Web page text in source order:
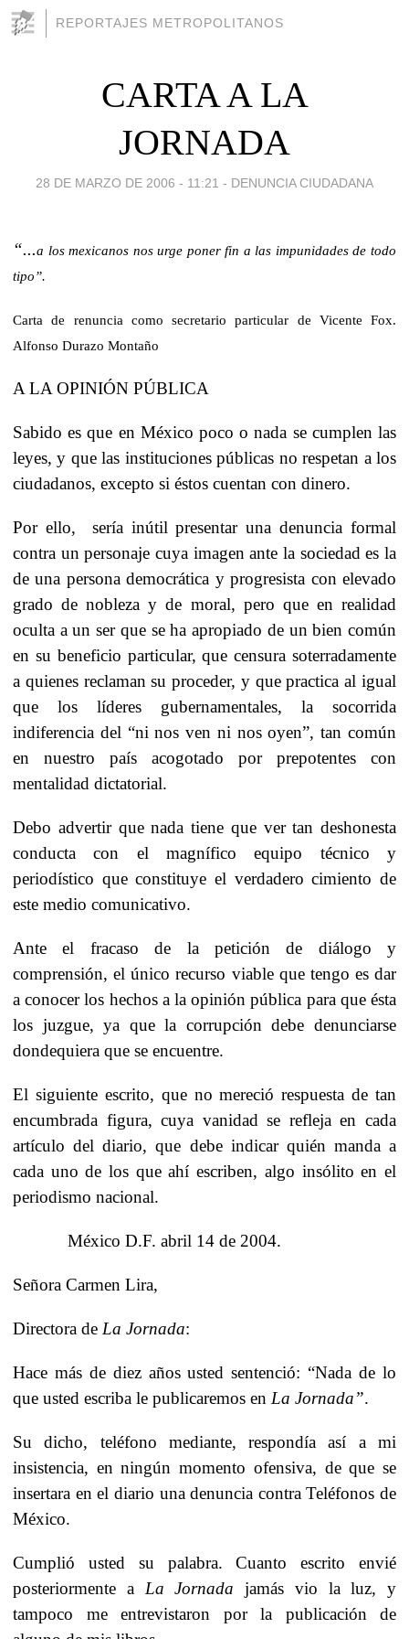
REPORTAJES METROPOLITANOS
CARTA A LA
JORNADA
28 DE MARZO DE 2006 - 11:21 - DENUNCIA CIUDADANA
“...a los mexicanos nos urge poner fin a las impunidades de todo
tipo”.
Carta de renuncia como secretario particular de Vicente Fox.
Alfonso Durazo Montaño
A LA OPINIÓN PÚBLICA
Sabido es que en México poco o nada se cumplen las
leyes, y que las instituciones públicas no respetan a los
ciudadanos, excepto si éstos cuentan con dinero.
Por ello, sería inútil presentar una denuncia formal
contra un personaje cuya imagen ante la sociedad es la
de una persona democrática y progresista con elevado
grado de nobleza y de moral, pero que en realidad
oculta a un ser que se ha apropiado de un bien común
en su beneficio particular, que censura soterradamente
a quienes reclaman su proceder, y que practica al igual
que los líderes gubernamentales, la socorrida
indiferencia del “ni nos ven ni nos oyen”, tan común
en nuestro país acogotado por prepotentes con
mentalidad dictatorial.
Debo advertir que nada tiene que ver tan deshonesta
conducta con el magnífico equipo técnico y
periodístico que constituye el verdadero cimiento de
este medio comunicativo.
Ante el fracaso de la petición de diálogo y
comprensión, el único recurso viable que tengo es dar
a conocer los hechos a la opinión pública para que ésta
los juzgue, ya que la corrupción debe denunciarse
dondequiera que se encuentre.
El siguiente escrito, que no mereció respuesta de tan
encumbrada figura, cuya vanidad se refleja en cada
artículo del diario, que debe indicar quién manda a
cada uno de los que ahí escriben, algo insólito en el
periodismo nacional.
México D.F. abril 14 de 2004.
Señora Carmen Lira,
Directora de La Jornada:
Hace más de diez años usted sentenció: “Nada de lo
que usted escriba le publicaremos en La Jornada”.
Su dicho, teléfono mediante, respondía así a mi
insistencia, en ningún momento ofensiva, de que se
insertara en el diario una denuncia contra Teléfonos de
México.
Cumplió usted su palabra. Cuanto escrito envié
posteriormente a La Jornada jamás vio la luz, y
tampoco me entrevistaron por la publicación de